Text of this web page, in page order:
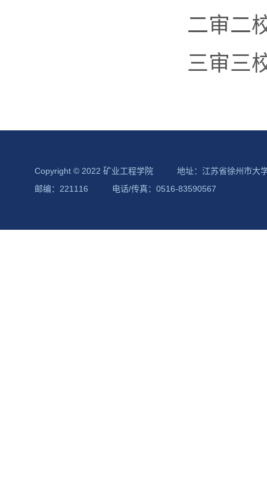
二审二
三审三
Copyright © 2022 矿业工程学院
地址：江苏省徐州市大
邮编：221116
电话/传真：0516-83590567